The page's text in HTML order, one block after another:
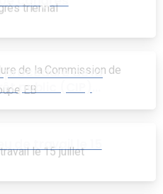
de la
public (CIP)
de travail le 15